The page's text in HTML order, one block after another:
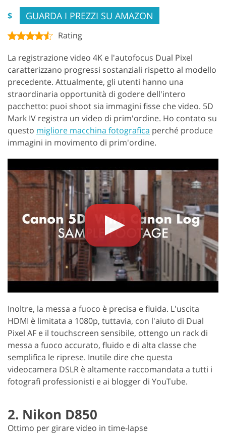
$ GUARDA I PREZZI SU AMAZON
Rating
La registrazione video 4K e l'autofocus Dual Pixel
caratterizzano progressi sostanziali rispetto al modello
precedente. Attualmente, gli utenti hanno una
straordinaria opportunità di godere dell'intero
pacchetto: puoi shoot sia immagini fisse che video. 5D
Mark IV registra un video di prim'ordine. Ho contato su
questo migliore macchina fotografica perché produce
immagini in movimento di prim'ordine.
Inoltre, la messa a fuoco è precisa e fluida. L'uscita
HDMI è limitata a 1080p, tuttavia, con l'aiuto di Dual
Pixel AF e il touchscreen sensibile, ottengo un rack di
messa a fuoco accurato, fluido e di alta classe che
semplifica le riprese. Inutile dire che questa
videocamera DSLR è altamente raccomandata a tutti i
fotografi professionisti e ai blogger di YouTube.
2. Nikon D850
Ottimo per girare video in time-lapse